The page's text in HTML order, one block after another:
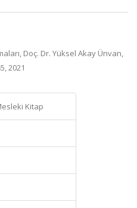
Doç. Dr. Yüksel Akay Ünvan,
2021
Kitap